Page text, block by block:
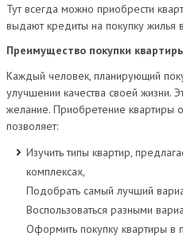
Тут всегда можно приобрести
выдают кредиты на покупку жилья
Преимущество покупки
Каждый человек, планирующий
улучшении качества своей жизни.
желание. Приобретение квартиры
позволяет:
Изучить типы квартир,
комплексах,
Подобрать самый лучший
Воспользоваться разными
Оформить покупку квартиры в